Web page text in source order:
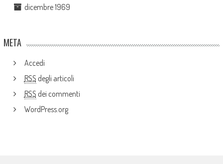
dicembre 1969
META
Accedi
RSS degli articoli
RSS dei commenti
WordPress.org